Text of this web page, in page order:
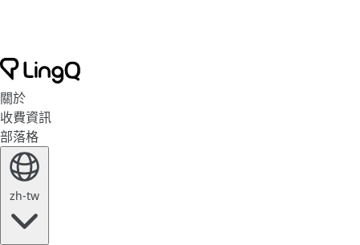
關於
收費資訊
部落格
zh-tw